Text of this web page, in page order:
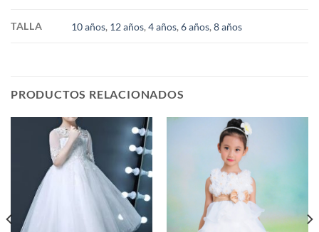
TALLA 10 años, 12 años,4 años,6 años,8 años
PRODUCTOS RELACIONADOS